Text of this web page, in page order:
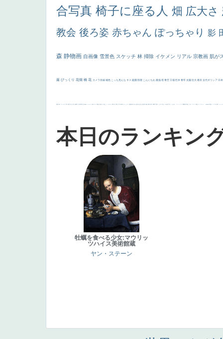
合写真 椅子に座る人 畑 広大さ
教会 後ろ姿 赤ちゃん ぽっちゃり 影
森 静物画 自画像 雪景色 スケッチ 林 掃除 イケメン リアル 宗教画 肌が
厳 びっくり 花畑 橋 花 カメラ目線 補色 こっち見んな キス 庭園 部屋 こんにちわ 素描 塔 青空 工場 巨木 青年 太陽 壮大 着衣 古代ギリシア 日
画質 last ヴィーナス 剣 白人少女 食事中 山本芳翠 麦 alciato ハーレム 女神 ローマ教皇 奥行き 火起こし シスター 東方の三博士 114514 かっこいい 受胎告知 天から覗き込む顔 設計図 挿絵 群衆 親子 裸婦 可愛い ピサロ ＃名画で学ぶ「たるみ」 ニーソックス 躍動感 黄色 こわい コート 畦道 レンブラント・ sekkusu 暖かい バブみ 靴下 ショッ
本日のランキン
牡蠣を食べる少女:マウリッ
ツハイス美術館蔵
ヤン・ステーン